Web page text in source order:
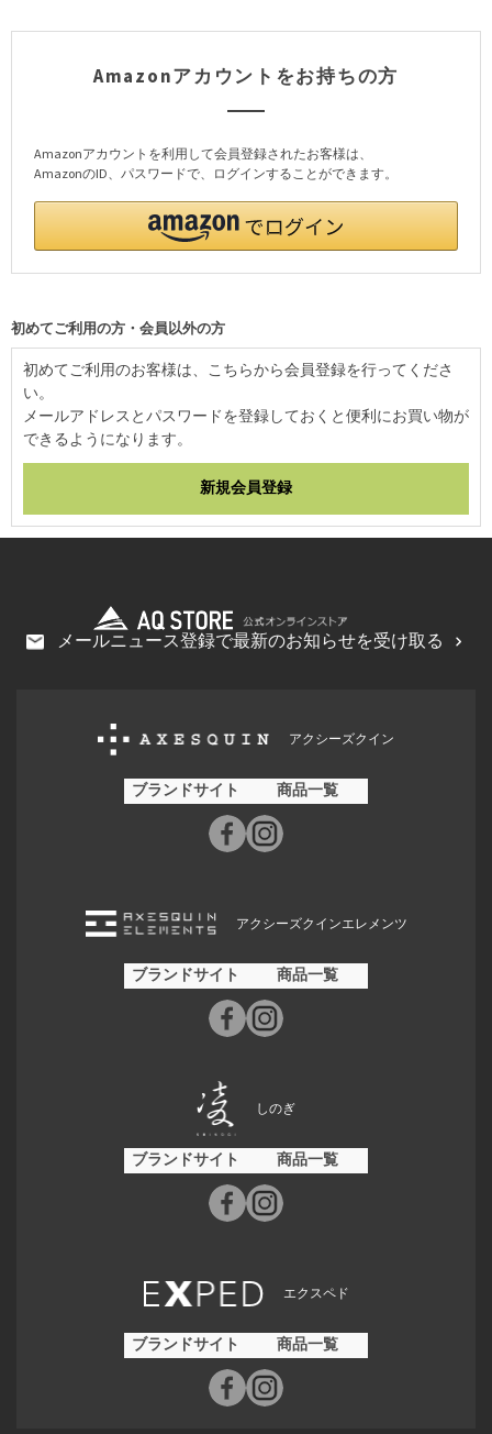
Amazonアカウントをお持ちの方
Amazonアカウントを利用して会員登録されたお客様は、
AmazonのID、パスワードで、ログインすることができます。
初めてご利用の方・会員以外の方
初めてご利用のお客様は、こちらから会員登録を行ってくださ
い。
メールアドレスとパスワードを登録しておくと便利にお買い物が
できるようになります。
メールニュース登録で最新のお知らせを受け取る
アクシーズクイン
ブランドサイト 商品一覧
アクシーズクインエレメンツ
ブランドサイト 商品一覧
しのぎ
ブランドサイト 商品一覧
エクスペド
ブランドサイト 商品一覧